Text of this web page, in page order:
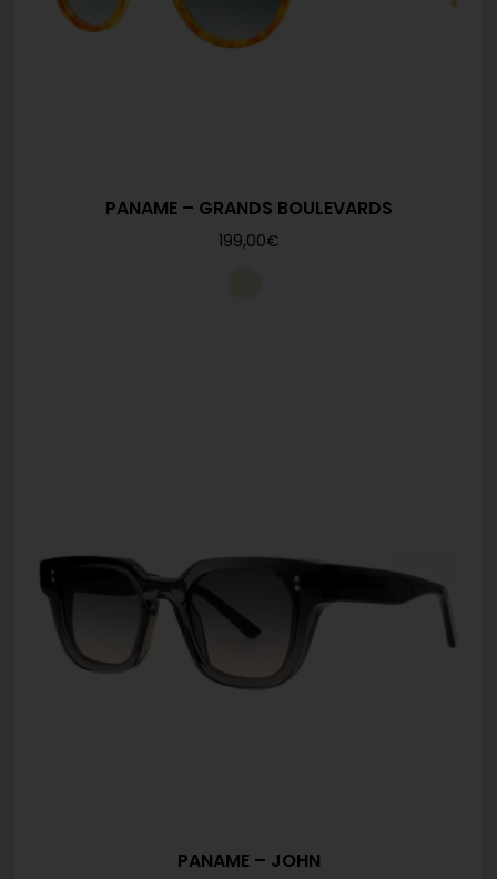
PANAME – GRANDS BOULEVARDS
199,00€
PANAME – JOHN